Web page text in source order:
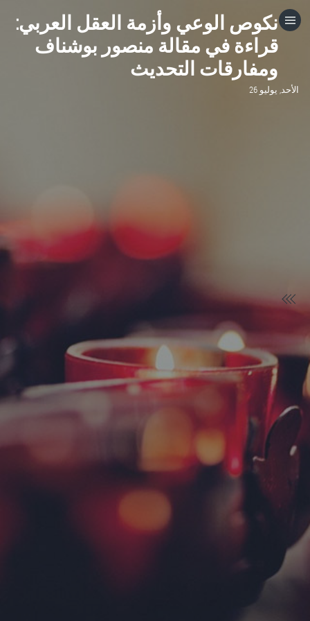
نكوص الوعي وأزمة العقل العربي:
قراءة في مقالة منصور بوشناف
ومفارقات التحديث
الأحد, يوليو 26
HOME
CATEGORIES